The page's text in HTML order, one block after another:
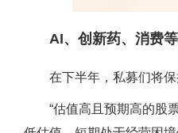
AI、创新药、消费
在下半年，私募们将
“估值高且预期高的股